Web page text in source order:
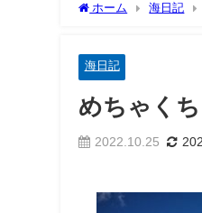
ホーム 海日記
海日記
めちゃく
2022.10.25